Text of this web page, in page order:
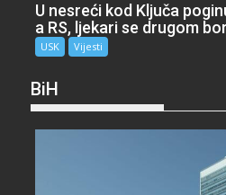
U nesreći kod Ključa
a RS, ljekari se drugom
USK Vijesti
BiH